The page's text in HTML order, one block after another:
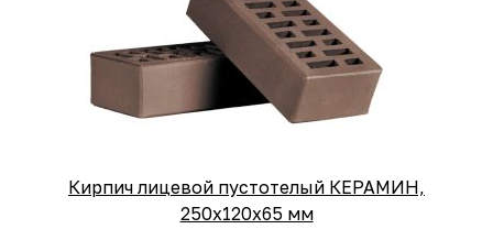
Кирпич лицевой пустотелый КЕРАМИН,
250х120х65 мм